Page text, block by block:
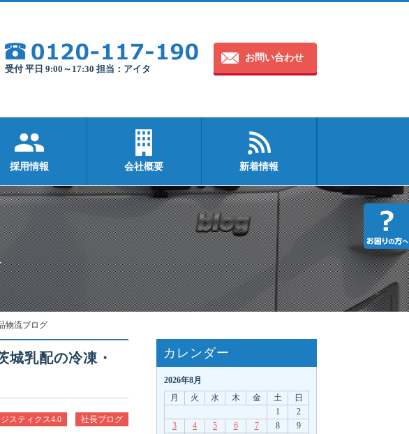
受付 平日 9:00～17:30 担当：アイタ
お問い合わせ
採用情報 会社概要 新着情報
物流ブログ
城乳配の冷凍・
ジスティクス4.0 社長ブログ
カレンダー
2026年8月
月
火 水 木 金 土
日
1
2
3
4 5 6 7 8
9